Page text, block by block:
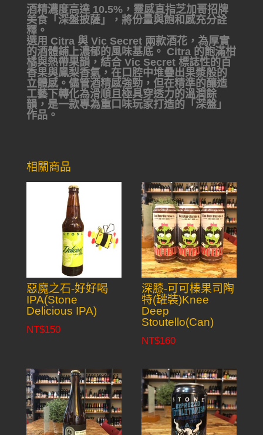
酒精濃度高達 10.5%，靈感直指芝加哥招牌
美食「深盤披薩」，將份量與飽和感充分詮
釋。
選用 Citra 與 Vic Secret 兩款酒花，為厚實
的酒體鋪上濃郁的風味基底。 Citra 的飽滿柑
橘與熱帶果韻，結合 Vic Secret 標誌性的百
香果與鳳梨香氣，在口腔中堆疊出果漿般的
立體感。儘管酒精感強勁，但在精準的釀造
工藝下轉化為滑順且極具穿透力的溫潤餘
韻，是一款專為重口味玩家打造的「深盤」
作品。
相關商品
惡魔之石-好好喝
IPA(Stone
Delicious IPA)
NT$150
深膝-可可榛果司陶
特(罐裝)Knee
Deep
Stoutello(Can)
NT$160